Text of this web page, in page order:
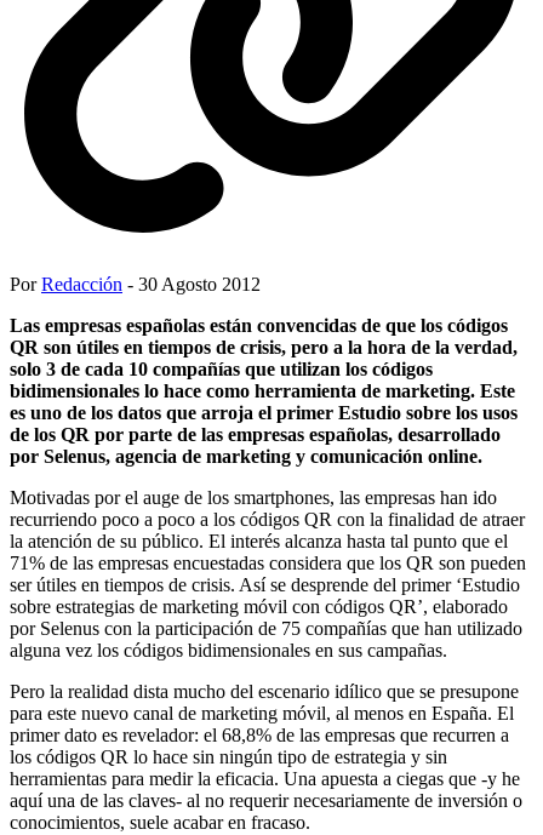
PorRedacción - 30 Agosto 2012
Las empresas españolas están convencidas de que los códigos
QR son útiles en tiempos de crisis, pero a la hora de la verdad,
solo 3 de cada 10 compañías que utilizan los códigos
bidimensionales lo hace como herramienta de marketing. Este
es uno de los datos que arroja el primer Estudio sobre los usos
de los QR por parte de las empresas españolas, desarrollado
por Selenus, agencia de marketing y comunicación online.
Motivadas por el auge de los smartphones, las empresas han ido
recurriendo poco a poco a los códigos QR con la finalidad de atraer
la atención de su público. El interés alcanza hasta tal punto que el
71% de las empresas encuestadas considera que los QR son pueden
ser útiles en tiempos de crisis. Así se desprende del primer ‘Estudio
sobre estrategias de marketing móvil con códigos QR’, elaborado
por Selenus con la participación de 75 compañías que han utilizado
alguna vez los códigos bidimensionales en sus campañas.
Pero la realidad dista mucho del escenario idílico que se presupone
para este nuevo canal de marketing móvil, al menos en España. El
primer dato es revelador: el 68,8% de las empresas que recurren a
los códigos QR lo hace sin ningún tipo de estrategia y sin
herramientas para medir la eficacia. Una apuesta a ciegas que -y he
aquí una de las claves- al no requerir necesariamente de inversión o
conocimientos, suele acabar en fracaso.